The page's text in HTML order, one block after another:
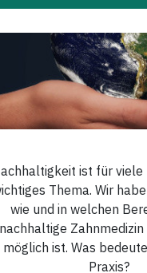
ist für viele
Thema. Wir
wie und in welchen
nachhaltige
möglich ist. Was
Praxis?